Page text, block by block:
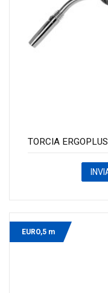
TORCIA
EURO,5 m